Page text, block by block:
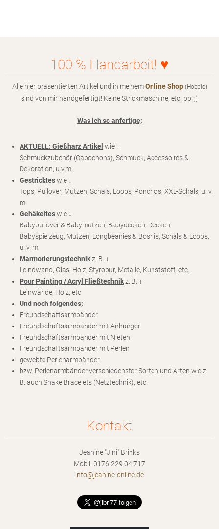
100 % Handarbeit! ♥
Alle hier präsentierten Artikel und in meinemOnline Shop (Hobbie)
sind von mir handgefertigt! Keine Strickmaschine, etc. pp! ;)
Was ich so anfertige;
AKTUELL: Gießharz Artikel wie ↓
Schmuckzubehör (Cabochons), Schmuck, Accessoires &
Dekoration, u.v.m.
Gestrickteswie ↓
Tops, Pullover, Mützen, Schals, Loops, Ponchos, XXL-Schals, u. v.
m.
Gehäkelteswie ↓
Babypullover & Babymützen, Babydecken, Decken,
Babyspielzeug, Mützen, Longbeanies & Boshis, Schals & Loops,
u. v. m.
Marmorierungstechnikz. B. ↓
Leindwand, Glas, Holz, Styropur, Metalle, Kunststoff, etc.
Pour Painting / Acryl Fließtechnikz. B. ↓
Leinwände, Holz, etc.
Und noch folgendes;
Freundschaftsarmbänder
Freundschaftsarmbänder mit Anhänger
Freundschaftsarmbänder mit Nieten
Freundschaftsarmbänder mit Perlen
gewebte Perlenarmbänder
bzw. Perlenarmbänder verschiedenster Sorten und Arten wie z.
B. auch Snake Bracelets (Netztechnik), etc.
Kontakt
Jeanine "Jini" Brinks
Mobil: 0176-229 04 717
info@jeanine-onl ine.de